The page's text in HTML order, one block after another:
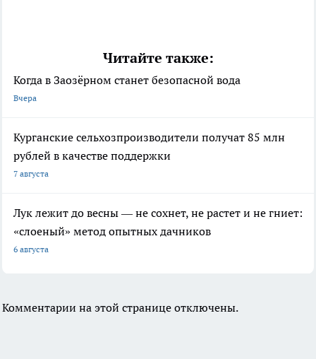
Читайте также:
Когда в Заозёрном станет безопасной вода
Вчера
Курганские сельхозпроизводители получат 85 млн
рублей в качестве поддержки
7 августа
Лук лежит до весны — не сохнет, не растет и не гниет:
«слоеный» метод опытных дачников
6 августа
Комментарии на этой странице отключены.